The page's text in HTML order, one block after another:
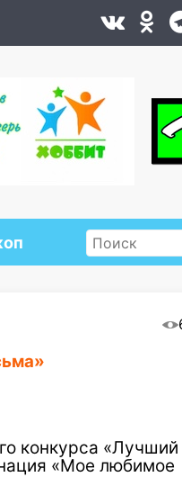
конкурса
«Мое любимое